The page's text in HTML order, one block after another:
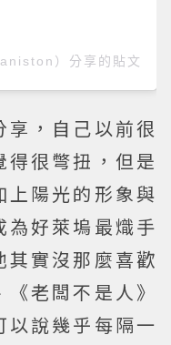
）分享的貼文
，自己以前很
很彆扭，但是
上陽光的形象與
為好萊塢最熾手
其實沒那麼喜歡
老闆不是人》
以說幾乎每隔一